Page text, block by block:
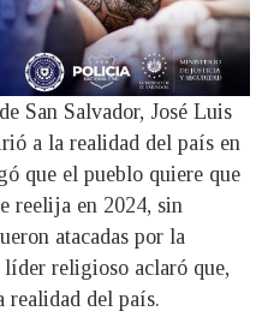
San Salvador, José Luis
a la realidad del país en
que el pueblo quiere que
reelija en 2024, sin
atacadas por la
religioso aclaró que,
realidad del país.